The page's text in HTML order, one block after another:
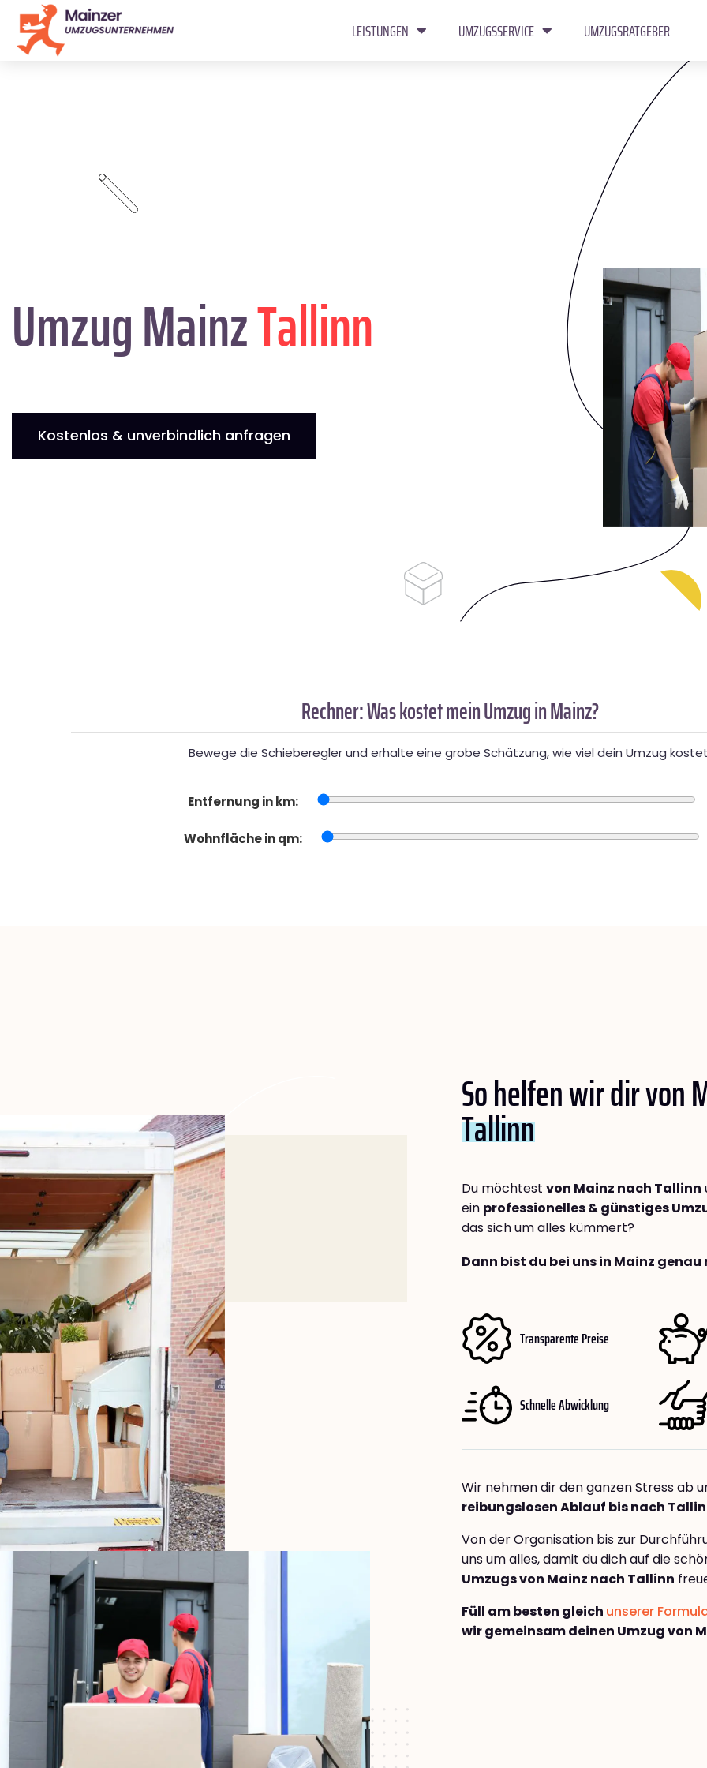
LEISTUNGEN UMZUGSSERVICE UMZUGSRATGEBER
Umzug MainzTallinn
Kostenlos & unverbindlich anfragen
Rechner: Was kostet mein Umzug in Mainz?
Bewege die Schieberegler und erhalte eine grobe Schätzung, wie viel dein Umzug
Entfernung in km:
Wohnfläche in qm:
So helfen wir dir von
Tallinn
Du möchtest von Mainz nach Tallinn
ein professionelles & günstiges
das sich um alles kümmert?
Dann bist du bei uns in Mainz
Transparente Preise
Schnelle Abwicklung
Wir nehmen dir den ganzen Stress ab
reibungslosen Ablauf bis nach
Von der Organisation bis zur
uns um alles, damit du dich auf die
Umzugs von Mainz nach Tallinn
Füll am besten gleich unserer
wir gemeinsam deinen Umzug von